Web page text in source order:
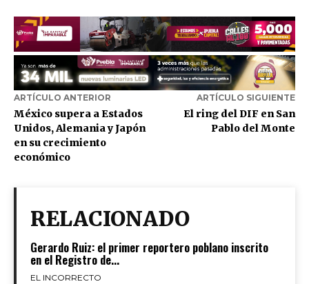
ARTÍCULO ANTERIOR
México supera a Estados
Unidos, Alemania y Japón
en su crecimiento
económico
ARTÍCULO SIGUIENTE
El ring del DIF en San
Pablo del Monte
RELACIONADO
Gerardo Ruiz: el primer reportero poblano inscrito
en el Registro de...
EL INCORRECTO